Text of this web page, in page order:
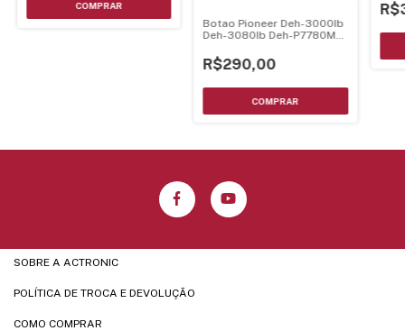
Botao Pioneer Deh-3000Ib
Deh-3080Ib Deh-P7780Mp
P7700Mp Deh-P6800Mp
Deh-P7880
R$290,00
SOBRE A ACTRONIC
POLÍTICA DE TROCA E DEVOLUÇÃO
COMO COMPRAR